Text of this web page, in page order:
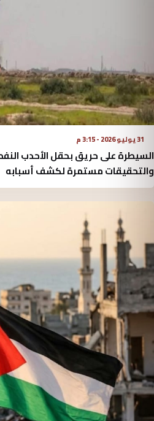
31 يوليو 2026 - 3:15 م
السيطرة على حريق بحقل الأحدب
والتحقيقات مستمرة لكشف أسبابه